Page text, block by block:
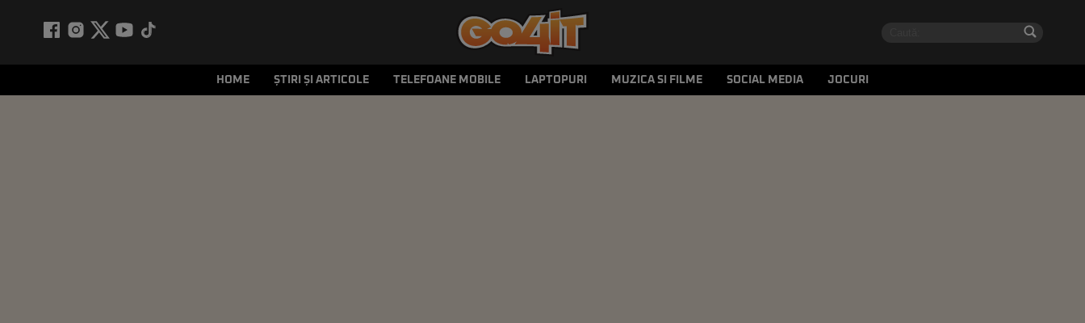
HOME ȘTIRI ȘI ARTICOLE TELEFOANE MOBILE LAPTOPURI MUZICA SI FILME SOCIAL MEDIA JOCURI